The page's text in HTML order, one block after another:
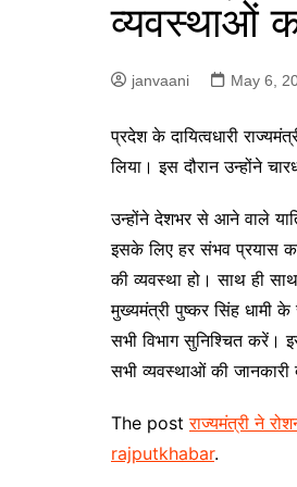
व्यवस्थाओं
janvaani May 6,
प्रदेश के दायित्वधारी
लिया। इस दौरान उन्होंने
उन्होंने देशभर से आने वाले
इसके लिए हर संभव प्रयास
की व्यवस्था हो। साथ ही
मुख्यमंत्री पुष्कर सिंह धामी
सभी विभाग सुनिश्चित करें।
सभी व्यवस्थाओं की
The postराज्यमंत्री ने
rajputkhabar.